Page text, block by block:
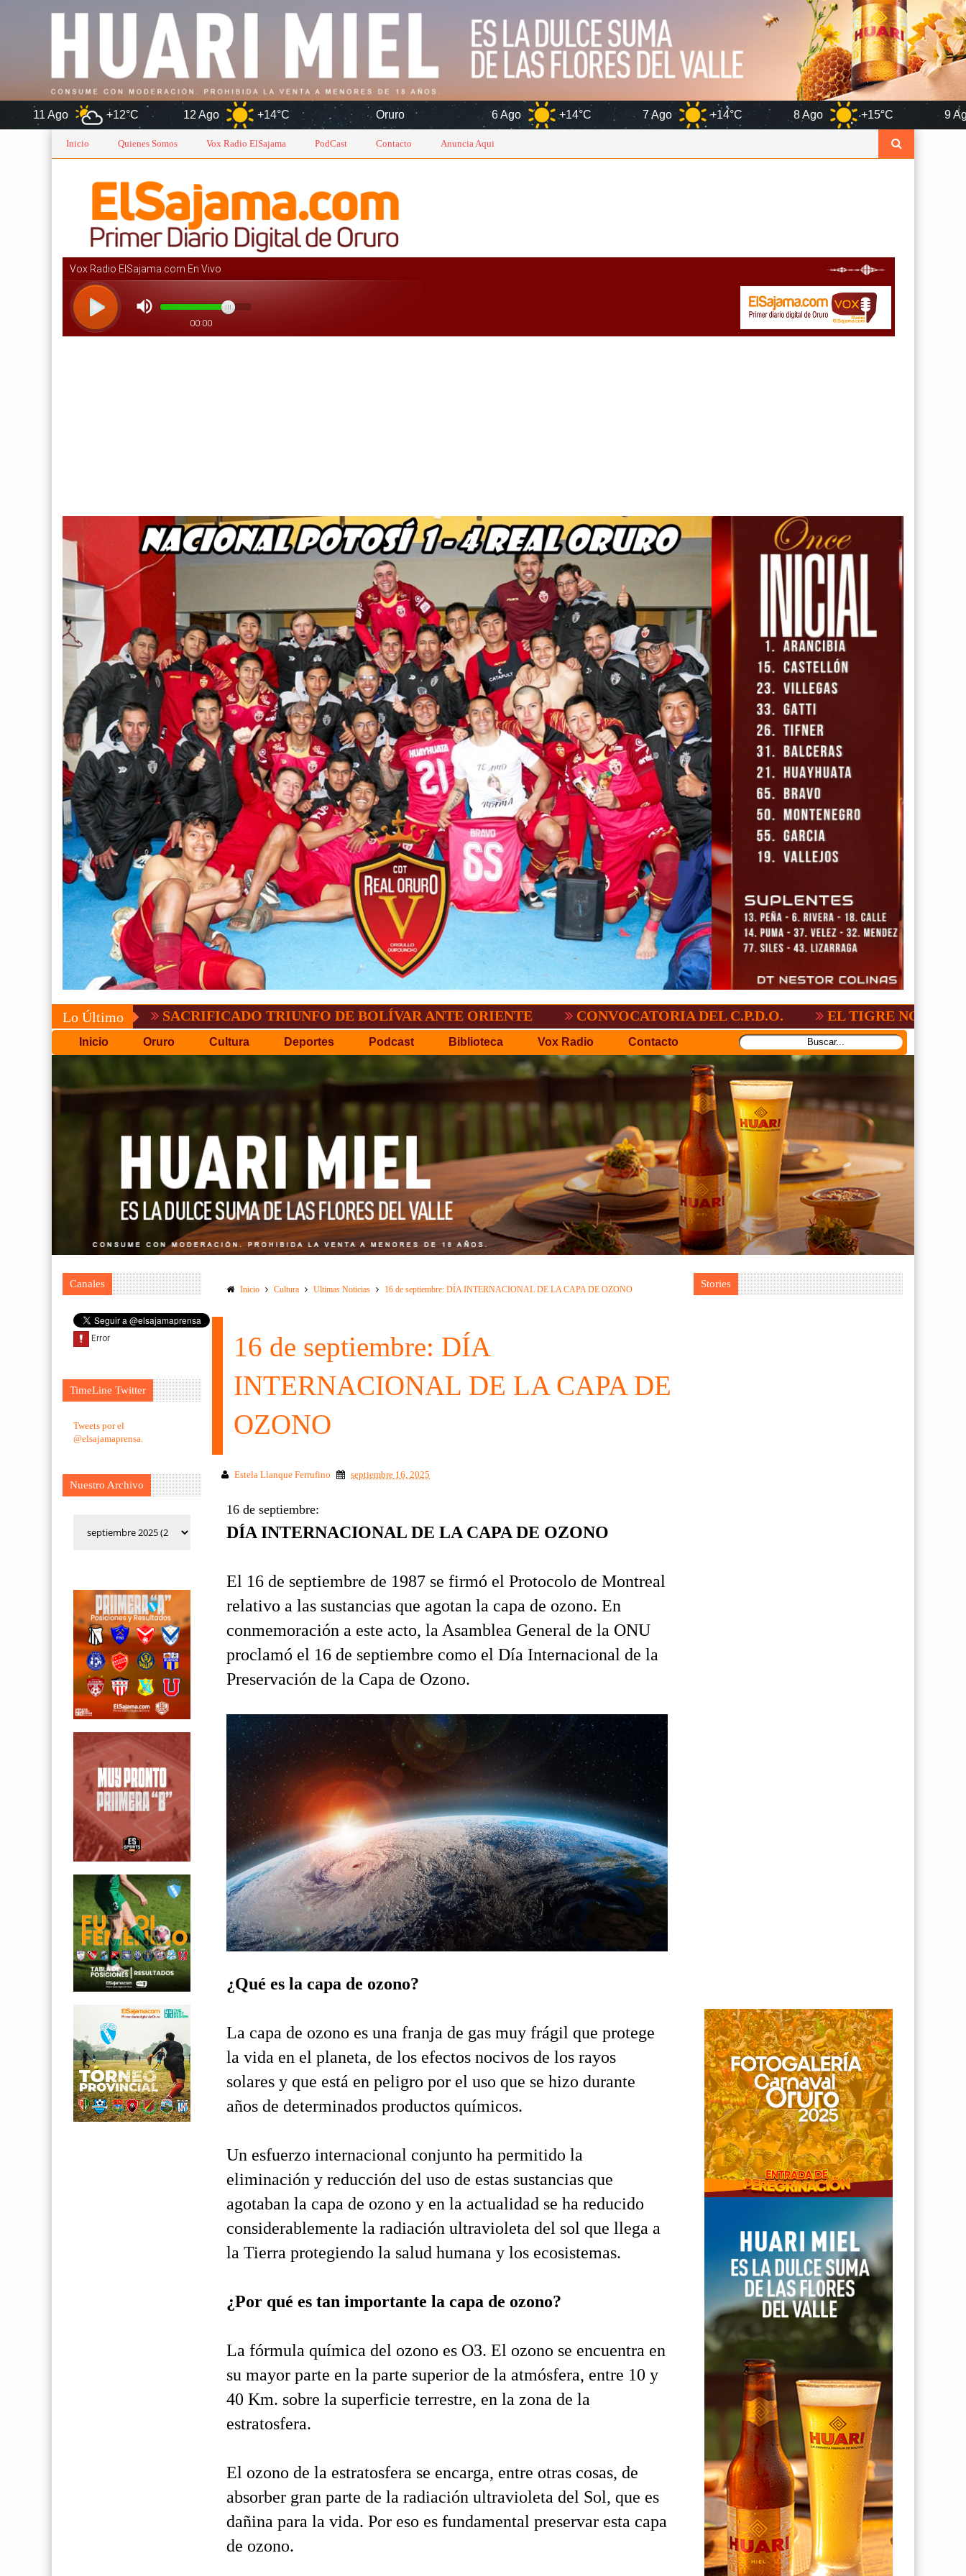
+12°C 12 Ago +14°C Oruro 6 Ago +14°C 7 Ago +14°C 8 Ago +15°C 9 Ago +17°C
Inicio Quienes Somos Vox Radio ElSajama PodCast Contacto Anuncia Aqui
Lo Último
SACRIFICADO TRIUNFO DE BOLÍVAR ANTE ORIENTE CONVOCATORIA DEL C.P.D.O. EL TIGRE NO PERDONO A
Inicio Oruro Cultura Deportes Podcast Biblioteca Vox Radio Contacto
Canales
TimeLine Twitter
Tweets por el
@elsajamaprensa.
Nuestro Archivo
Inicio Cultura Ultimas Noticias 16 de septiembre: DÍA INTERNACIONAL DE LA CAPA DE OZONO
16 de septiembre: DÍA
INTERNACIONAL DE LA CAPA DE
OZONO
Estela Llanque Ferrufino septiembre 16, 2025
16 de septiembre:
DÍA INTERNACIONAL DE LA CAPA DE OZONO
El 16 de septiembre de 1987 se firmó el Protocolo de Montreal
relativo a las sustancias que agotan la capa de ozono. En
conmemoración a este acto, la Asamblea General de la ONU
proclamó el 16 de septiembre como el Día Internacional de la
Preservación de la Capa de Ozono.
¿Qué es la capa de ozono?
La capa de ozono es una franja de gas muy frágil que protege
la vida en el planeta, de los efectos nocivos de los rayos
solares y que está en peligro por el uso que se hizo durante
años de determinados productos químicos.
Un esfuerzo internacional conjunto ha permitido la
eliminación y reducción del uso de estas sustancias que
agotaban la capa de ozono y en la actualidad se ha reducido
considerablemente la radiación ultravioleta del sol que llega a
la Tierra protegiendo la salud humana y los ecosistemas.
¿Por qué es tan importante la capa de ozono?
La fórmula química del ozono es O3. El ozono se encuentra en
su mayor parte en la parte superior de la atmósfera, entre 10 y
40 Km. sobre la superficie terrestre, en la zona de la
estratosfera.
El ozono de la estratosfera se encarga, entre otras cosas, de
absorber gran parte de la radiación ultravioleta del Sol, que es
dañina para la vida. Por eso es fundamental preservar esta capa
de ozono.
Stories